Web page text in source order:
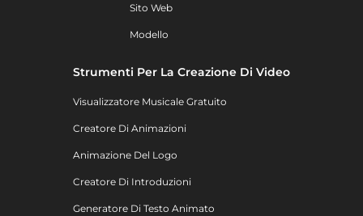
Sito Web
Modello
Strumenti Per La Creazione Di Video
Visualizzatore Musicale Gratuito
Creatore Di Animazioni
Animazione Del Logo
Creatore Di Introduzioni
Generatore Di Testo Animato